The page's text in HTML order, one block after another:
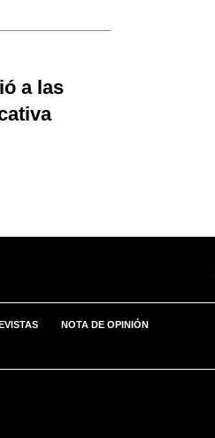
a las
NOTA DE OPINIÓN